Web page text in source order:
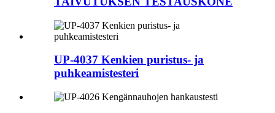
UP-4037 Kenkien puristus- ja
puhkeamistesteri